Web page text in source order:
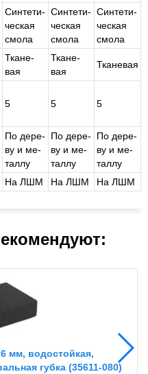
Син­те­ти­
че­ская
смо­ла
Син­те­ти­
че­ская
смо­ла
Син­те­ти­
че­ская
смо­ла
Тка­не­
вая
Тка­не­
вая
Тка­не­вая
5 5 5
По де­ре­
ву и ме­
тал­лу
По де­ре­
ву и ме­
тал­лу
По де­ре­
ву и ме­
тал­лу
На ЛШМ На ЛШМ На ЛШМ
мм, водостойкая,
губка (35611-080)